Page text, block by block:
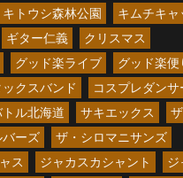
キトウシ森林公園
キムチキャ
ギター仁義
クリスマス
グッド楽ライブ
グッド楽便
クスバンド
コスプレダンサ
ル北海道 サキエックス
ーズ
ザ・シロマニサンズ
ス
ジャカスカシャント
ジ